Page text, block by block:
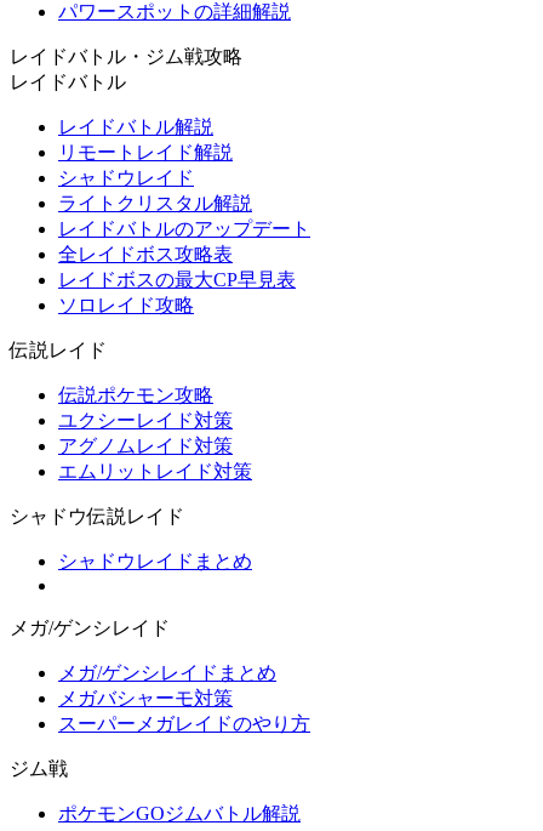
パワースポットの詳細解説
レイドバトル・ジム戦攻略
レイドバトル
レイドバトル解説
リモートレイド解説
シャドウレイド
ライトクリスタル解説
レイドバトルのアップデート
全レイドボス攻略表
レイドボスの最大CP早見表
ソロレイド攻略
伝説レイド
伝説ポケモン攻略
ユクシーレイド対策
アグノムレイド対策
エムリットレイド対策
シャドウ伝説レイド
シャドウレイドまとめ
メガ/ゲンシレイド
メガ/ゲンシレイドまとめ
メガバシャーモ対策
スーパーメガレイドのやり方
ジム戦
ポケモンGOジムバトル解説